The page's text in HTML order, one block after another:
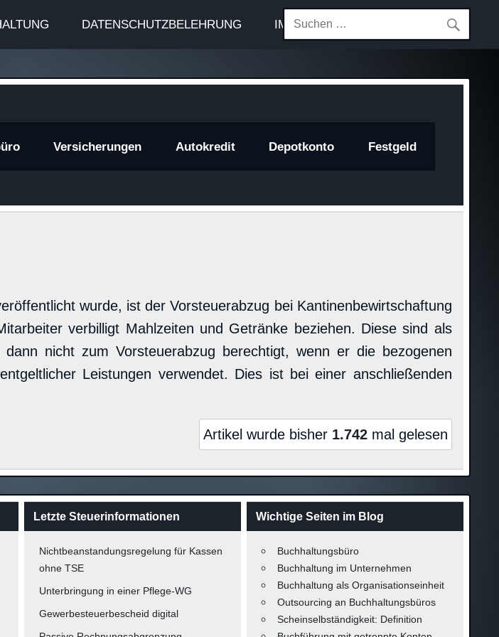
DATENSCHUTZBELEHRUNG IMPRESSUM
Versicherungen Autokredit Depotkonto Festgeld
wurde, ist der Vorsteuerabzug bei Kantinenbewirtschaftung
verbilligt Mahlzeiten und Getränke beziehen. Diese sind als
nicht zum Vorsteuerabzug berechtigt, wenn er die bezogenen
Leistungen verwendet. Dies ist bei einer anschließenden
Artikel wurde bisher 1.742mal gelesen
Letzte Steuerinformationen
Nichtbeanstandungsregelung für Kassen
ohne TSE
Unterbringung in einer Pflege-WG
Gewerbesteuerbescheid digital
Wichtige Seiten im Blog
Buchhaltungsbüro
Buchhaltung im Unternehmen
Buchhaltung als Organisationseinheit
Outsourcing an Buchhaltungsbüros
Scheinselbständigkeit: Definition